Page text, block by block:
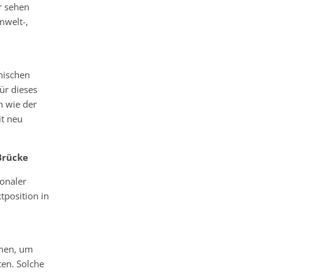
sehen
,
dieses
wie der
neu
in
um
Solche